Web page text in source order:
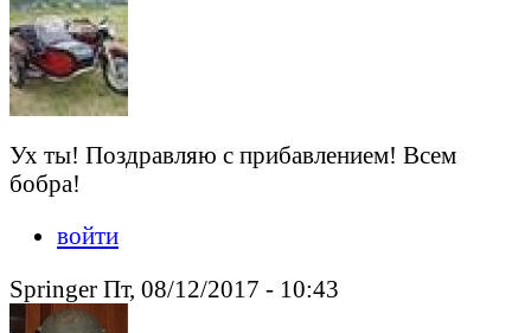
Ух ты! Поздравляю с прибавлением! Всем
бобра!
войти
Springer Пт, 08/12/2017 - 10:43